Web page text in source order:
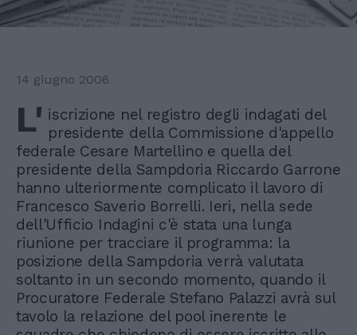
14 giugno 2006
L' iscrizione nel registro degli indagati del
presidente della Commissione d'appello
federale Cesare Martellino e quella del
presidente della Sampdoria Riccardo Garrone
hanno ulteriormente complicato il lavoro di
Francesco Saverio Borrelli. Ieri, nella sede
dell'Ufficio Indagini c'è stata una lunga
riunione per tracciare il programma: la
posizione della Sampdoria verrà valutata
soltanto in un secondo momento, quando il
Procuratore Federale Stefano Palazzi avrà sul
tavolo la relazione del pool inerente le